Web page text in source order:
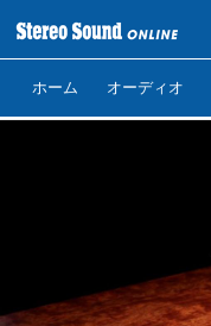
ホーム オーディオ